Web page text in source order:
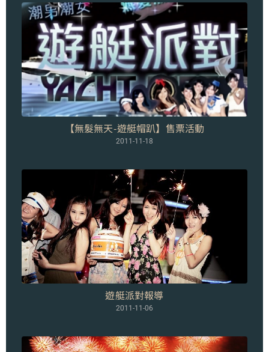
【無髮無天-遊艇帽趴】售票活動
2011-11-18
遊艇派對報導
2011-11-06